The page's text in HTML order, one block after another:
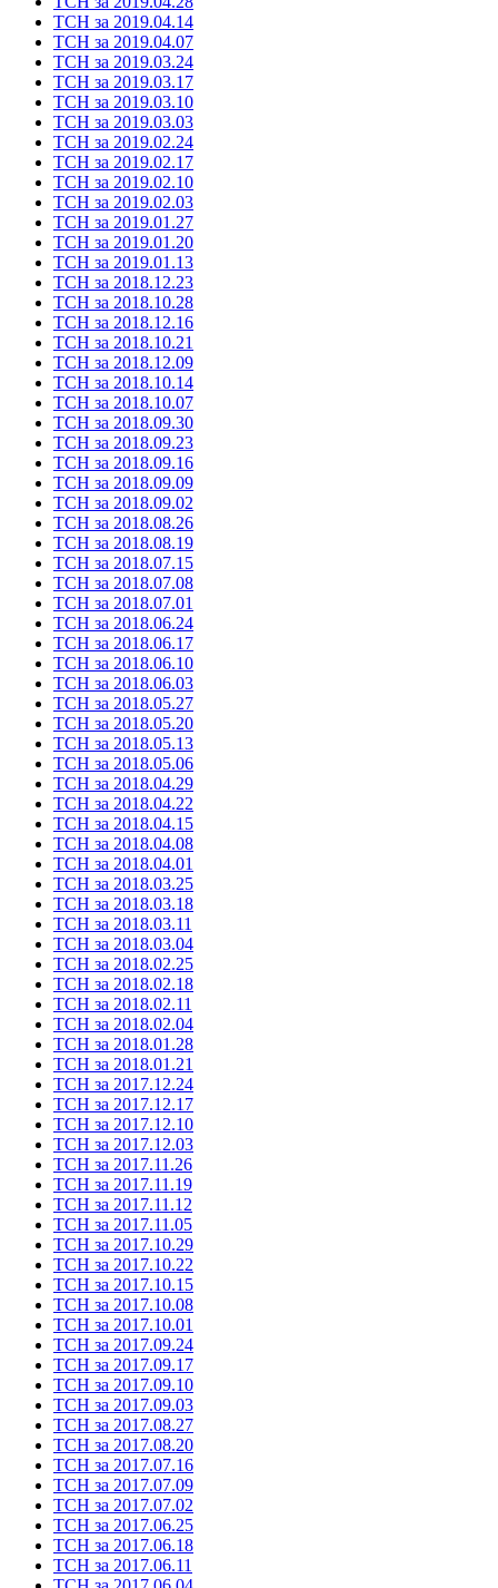
ТСН за 2019.04.14
ТСН за 2019.04.07
ТСН за 2019.03.24
ТСН за 2019.03.17
ТСН за 2019.03.10
ТСН за 2019.03.03
ТСН за 2019.02.24
ТСН за 2019.02.17
ТСН за 2019.02.10
ТСН за 2019.02.03
ТСН за 2019.01.27
ТСН за 2019.01.20
ТСН за 2019.01.13
ТСН за 2018.12.23
ТСН за 2018.10.28
ТСН за 2018.12.16
ТСН за 2018.10.21
ТСН за 2018.12.09
ТСН за 2018.10.14
ТСН за 2018.10.07
ТСН за 2018.09.30
ТСН за 2018.09.23
ТСН за 2018.09.16
ТСН за 2018.09.09
ТСН за 2018.09.02
ТСН за 2018.08.26
ТСН за 2018.08.19
ТСН за 2018.07.15
ТСН за 2018.07.08
ТСН за 2018.07.01
ТСН за 2018.06.24
ТСН за 2018.06.17
ТСН за 2018.06.10
ТСН за 2018.06.03
ТСН за 2018.05.27
ТСН за 2018.05.20
ТСН за 2018.05.13
ТСН за 2018.05.06
ТСН за 2018.04.29
ТСН за 2018.04.22
ТСН за 2018.04.15
ТСН за 2018.04.08
ТСН за 2018.04.01
ТСН за 2018.03.25
ТСН за 2018.03.18
ТСН за 2018.03.11
ТСН за 2018.03.04
ТСН за 2018.02.25
ТСН за 2018.02.18
ТСН за 2018.02.11
ТСН за 2018.02.04
ТСН за 2018.01.28
ТСН за 2018.01.21
ТСН за 2017.12.24
ТСН за 2017.12.17
ТСН за 2017.12.10
ТСН за 2017.12.03
ТСН за 2017.11.26
ТСН за 2017.11.19
ТСН за 2017.11.12
ТСН за 2017.11.05
ТСН за 2017.10.29
ТСН за 2017.10.22
ТСН за 2017.10.15
ТСН за 2017.10.08
ТСН за 2017.10.01
ТСН за 2017.09.24
ТСН за 2017.09.17
ТСН за 2017.09.10
ТСН за 2017.09.03
ТСН за 2017.08.27
ТСН за 2017.08.20
ТСН за 2017.07.16
ТСН за 2017.07.09
ТСН за 2017.07.02
ТСН за 2017.06.25
ТСН за 2017.06.18
ТСН за 2017.06.11